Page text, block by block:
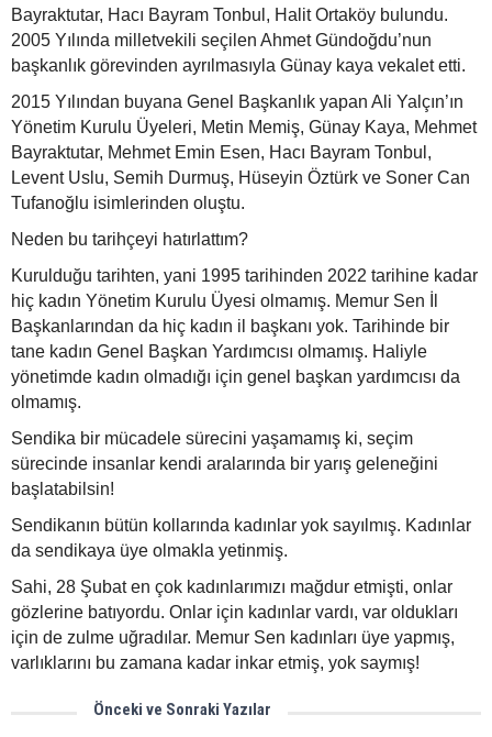
Bayraktutar, Hacı Bayram Tonbul, Halit Ortaköy bulundu.
2005 Yılında milletvekili seçilen Ahmet Gündoğdu’nun
başkanlık görevinden ayrılmasıyla Günay kaya vekalet etti.
2015 Yılından buyana Genel Başkanlık yapan Ali Yalçın’ın
Yönetim Kurulu Üyeleri, Metin Memiş, Günay Kaya, Mehmet
Bayraktutar, Mehmet Emin Esen, Hacı Bayram Tonbul,
Levent Uslu, Semih Durmuş, Hüseyin Öztürk ve Soner Can
Tufanoğlu isimlerinden oluştu.
Neden bu tarihçeyi hatırlattım?
Kurulduğu tarihten, yani 1995 tarihinden 2022 tarihine kadar
hiç kadın Yönetim Kurulu Üyesi olmamış. Memur Sen İl
Başkanlarından da hiç kadın il başkanı yok. Tarihinde bir
tane kadın Genel Başkan Yardımcısı olmamış. Haliyle
yönetimde kadın olmadığı için genel başkan yardımcısı da
olmamış.
Sendika bir mücadele sürecini yaşamamış ki, seçim
sürecinde insanlar kendi aralarında bir yarış geleneğini
başlatabilsin!
Sendikanın bütün kollarında kadınlar yok sayılmış. Kadınlar
da sendikaya üye olmakla yetinmiş.
Sahi, 28 Şubat en çok kadınlarımızı mağdur etmişti, onlar
gözlerine batıyordu. Onlar için kadınlar vardı, var oldukları
için de zulme uğradılar. Memur Sen kadınları üye yapmış,
varlıklarını bu zamana kadar inkar etmiş, yok saymış!
Önceki ve Sonraki Yazılar